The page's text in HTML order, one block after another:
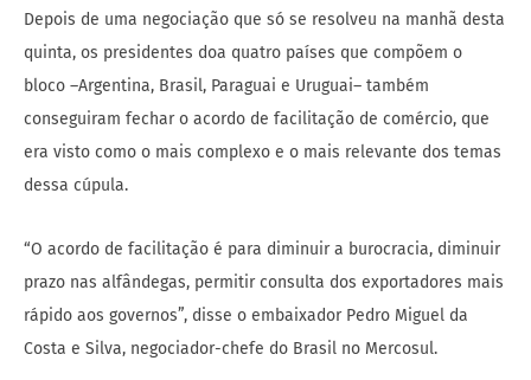
Depois de uma negociação que só se resolveu na manhã desta
quinta, os presidentes doa quatro países que compõem o
bloco –Argentina, Brasil, Paraguai e Uruguai– também
conseguiram fechar o acordo de facilitação de comércio, que
era visto como o mais complexo e o mais relevante dos temas
dessa cúpula.
“O acordo de facilitação é para diminuir a burocracia, diminuir
prazo nas alfândegas, permitir consulta dos exportadores mais
rápido aos governos”, disse o embaixador Pedro Miguel da
Costa e Silva, negociador-chefe do Brasil no Mercosul.